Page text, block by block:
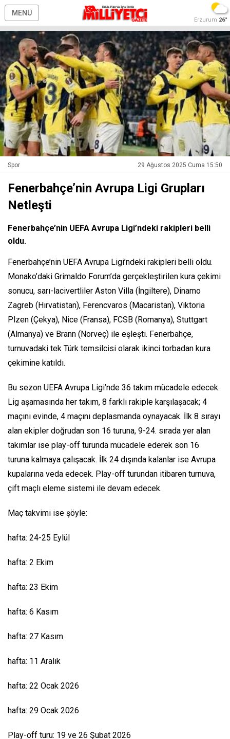
MENÜ
Erzurum 26°
Spor 29 Ağustos 2025 Cuma 15:50
Fenerbahçe’nin Avrupa Ligi Grupları
Netleşti
Fenerbahçe’nin UEFA Avrupa Ligi’ndeki rakipleri belli
oldu.
Fenerbahçe’nin UEFA Avrupa Ligi’ndeki rakipleri belli oldu.
Monako’daki Grimaldo Forum’da gerçekleştirilen kura çekimi
sonucu, sarı-lacivertliler Aston Villa (İngiltere), Dinamo
Zagreb (Hırvatistan), Ferencvaros (Macaristan), Viktoria
Plzen (Çekya), Nice (Fransa), FCSB (Romanya), Stuttgart
(Almanya) ve Brann (Norveç) ile eşleşti. Fenerbahçe,
turnuvadaki tek Türk temsilcisi olarak ikinci torbadan kura
çekimine katıldı.
Bu sezon UEFA Avrupa Ligi’nde 36 takım mücadele edecek.
Lig aşamasında her takım, 8 farklı rakiple karşılaşacak; 4
maçını evinde, 4 maçını deplasmanda oynayacak. İlk 8 sırayı
alan ekipler doğrudan son 16 turuna, 9-24. sırada yer alan
takımlar ise play-off turunda mücadele ederek son 16
turuna kalmaya çalışacak. İlk 24 dışında kalanlar ise Avrupa
kupalarına veda edecek. Play-off turundan itibaren turnuva,
çift maçlı eleme sistemi ile devam edecek.
Maç takvimi ise şöyle:
hafta: 24-25 Eylül
hafta: 2 Ekim
hafta: 23 Ekim
hafta: 6 Kasım
hafta: 27 Kasım
hafta: 11 Aralık
hafta: 22 Ocak 2026
hafta: 29 Ocak 2026
Play-off turu: 19 ve 26 Şubat 2026